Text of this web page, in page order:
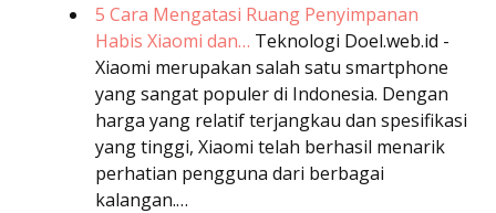
5 Cara Mengatasi Ruang Penyimpanan
Habis Xiaomi dan… Teknologi Doel.web.id -
Xiaomi merupakan salah satu smartphone
yang sangat populer di Indonesia. Dengan
harga yang relatif terjangkau dan spesifikasi
yang tinggi, Xiaomi telah berhasil menarik
perhatian pengguna dari berbagai
kalangan.…